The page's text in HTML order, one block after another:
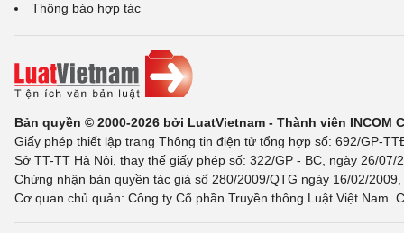
Thông báo hợp tác
Bản quyền © 2000-2026 bởi LuatVietnam - Thành viên INCOM
Giấy phép thiết lập trang Thông tin điện tử tổng hợp số: 692/GP-
Sở TT-TT Hà Nội, thay thế giấy phép số: 322/GP - BC, ngày 26/
Chứng nhận bản quyền tác giả số 280/2009/QTG ngày 16/02/
Cơ quan chủ quản: Công ty Cổ phần Truyền thông Luật Việt Nam.